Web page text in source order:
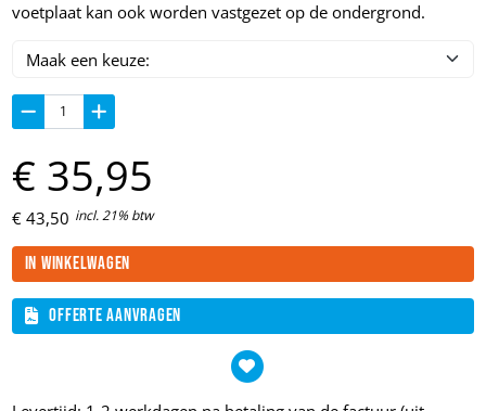
voetplaat kan ook worden vastgezet op de ondergrond.
€43,50 incl. 21% btw
€ 35,95
In winkelwagen
Offerte aanvragen